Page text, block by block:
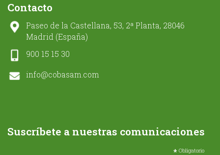
Contacto
Paseo de la Castellana, 53, 2ª Planta, 28046
Madrid (España)
900 15 15 30
info@cobasam.com
Suscríbete a nuestras comunicaciones
* Obligatorio